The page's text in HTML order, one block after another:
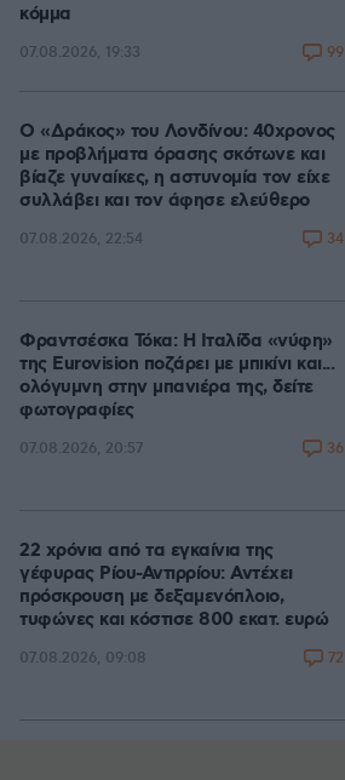
κόμμα
07.08.2026, 19:33 99
Ο «Δράκος» του Λονδίνου: 40χρονος
με προβλήματα όρασης σκότωνε και
βίαζε γυναίκες, η αστυνομία τον είχε
συλλάβει και τον άφησε ελεύθερο
07.08.2026, 22:54 34
Φραντσέσκα Τόκα: Η Ιταλίδα «νύφη»
της Eurovision ποζάρει με μπικίνι και...
ολόγυμνη στην μπανιέρα της, δείτε
φωτογραφίες
07.08.2026, 20:57 36
22 χρόνια από τα εγκαίνια της
γέφυρας Ρίου-Αντιρρίου: Αντέχει
πρόσκρουση με δεξαμενόπλοιο,
τυφώνες και κόστισε 800 εκατ. ευρώ
07.08.2026, 09:08 72